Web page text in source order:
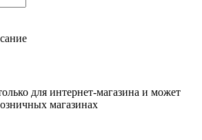
для интернет-магазина и может
магазинах